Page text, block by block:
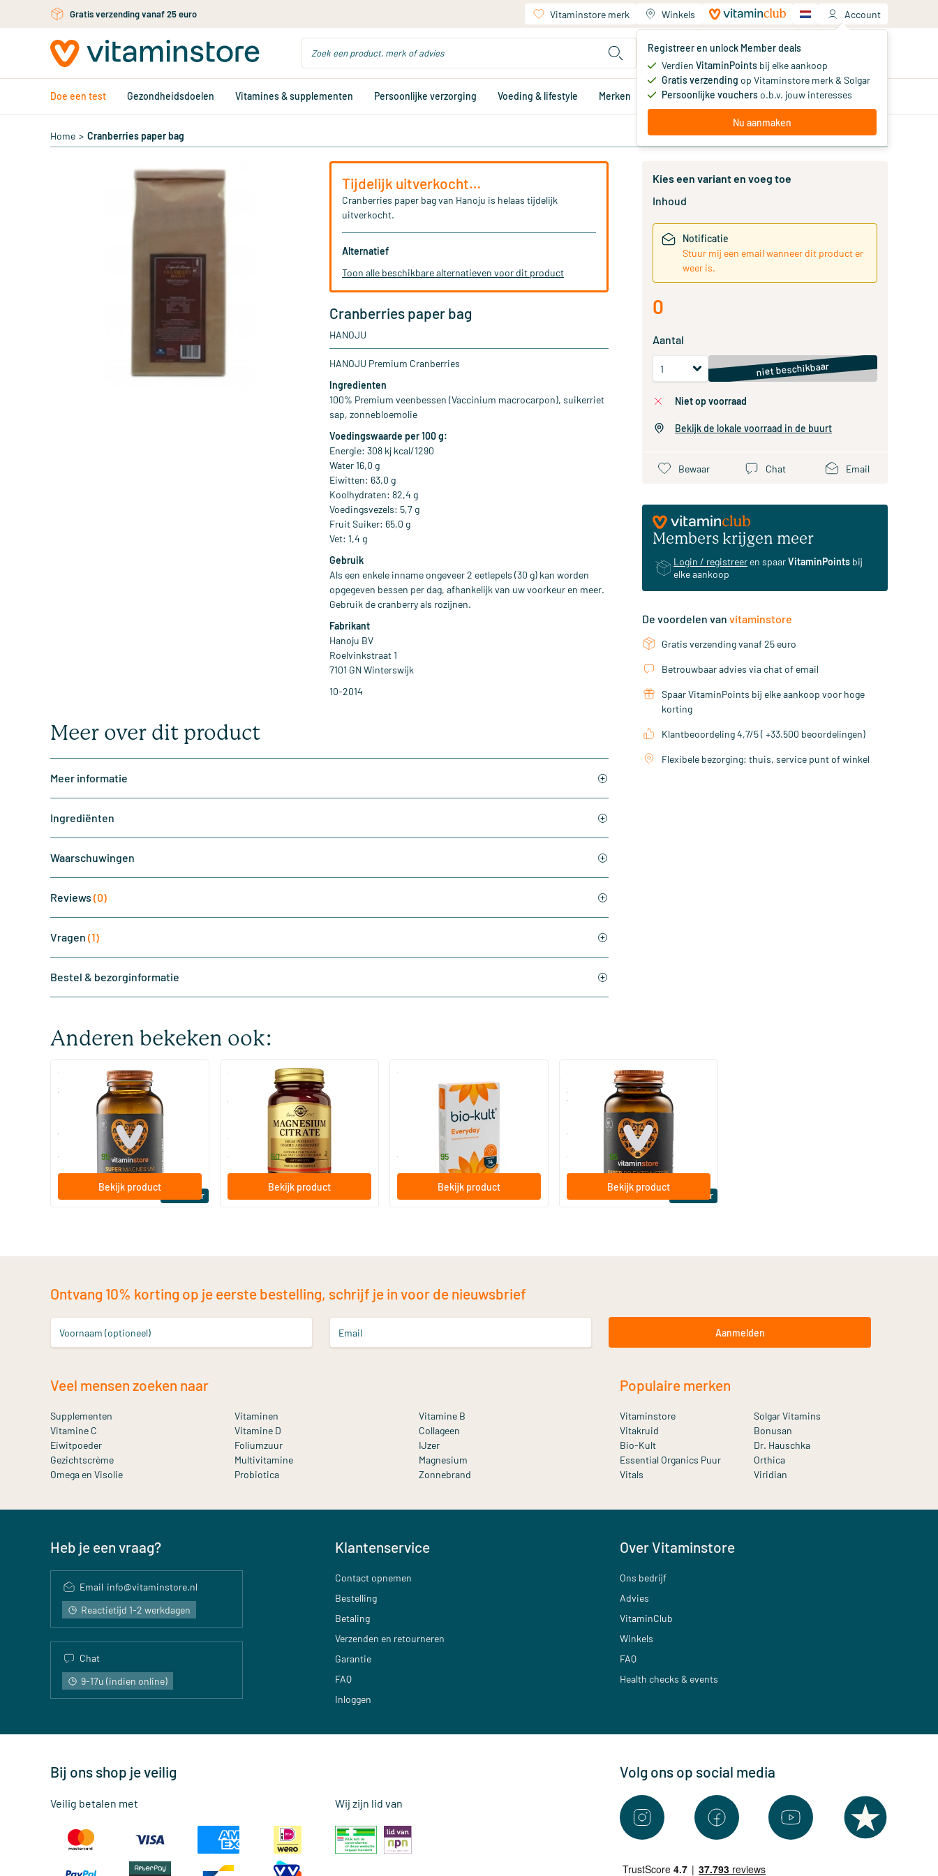
Ga naar de hoofdinhoudGratis verzending vanaf 25 euro Vitaminstore merk Winkels Account
Registreer en unlock Member deals
Verdien VitaminPoints bij elke aankoop
Gratis verzending op Vitaminstore merk & Solgar
Persoonlijke voucherso.b.v. jouw interesses
Nu aanmaken
Jouw winkelwagen
Je hebt nog geen producten
Doe een test Gezondheidsdoelen Vitamines & supplementen Persoonlijke verzorging Voeding & lifestyle Merken Aanbiedingen Memberdeals
Home > Cranberries paper bag
Tijdelijk uitverkocht…
Cranberries paper bag van Hanoju is helaas tijdelijk
uitverkocht.
Alternatief
Toon alle beschikbare alternatieven voor dit product
Cranberries paper bag
HANOJU
HANOJU Premium Cranberries
Ingredienten
100% Premium veenbessen (Vaccinium macrocarpon), suikerriet
sap, zonnebloemolie
Voedingswaarde per 100 g:
Energie: 308 kj kcal/1290
Water 16,0 g
Eiwitten: 63,0 g
Koolhydraten: 82,4 g
Voedingsvezels: 5,7 g
Fruit Suiker: 65,0 g
Vet: 1,4 g
Gebruik
Als een enkele inname ongeveer 2 eetlepels (30 g) kan worden
opgegeven bessen per dag, afhankelijk van uw voorkeur en meer.
Gebruik de cranberry als rozijnen.
Fabrikant
Hanoju BV
Roelvinkstraat 1
7101 GN Winterswijk
10-2014
Meer over dit product
Meer informatie
Ingrediënten
Waarschuwingen
Reviews (0)
Vragen (1)
Bestel & bezorginformatie
Kies een variant en voeg toe
Inhoud
Notificatie
Stuur mij een email wanneer dit product er
weer is.
0
Aantal
niet beschikbaar
niet op voorraad
Bekijk de lokale voorraad in de buurt
Bewaar Chat Email
Members krijgen meer
Login / registreer en spaarVitaminPoints bij
elke aankoop
De voordelen van vitaminstore
Gratis verzending vanaf 25 euro
Betrouwbaar advies via chat of email
Spaar VitaminPoints bij elke aankoop voor hoge
korting
Klantbeoordeling 4,7/5 ( +33.500 beoordelingen)
Flexibele bezorging: thuis, service punt of winkel
Anderen bekeken ook:
Bestseller
(510)
Super Magnesium
60/​120 tabletten
Vitaminstore
vanaf 95
Bekijk product
(287)
Magnesium Citrate (Magnesium
Citraat)
60/​120 tabletten
Solgar Vitamins
vanaf 50
Bekijk product
Bio-Kult Probiotica
30/​60/​120 capsules
vanaf .95
Bekijk product
Bestseller
(158)
Super D3 Extra Sterk 75 mcg
vitamine D
60/​120 softgels
Vitaminstore
vanaf 95
Bekijk product
Ontvang 10% korting op je eerste bestelling, schrijf je in voor de nieuwsbrief
Voornaam (optioneel) Email Aanmelden
Veel mensen zoeken naar
Supplementen Vitaminen
Vitamine B
Vitamine C
Vitamine D
Collageen
Eiwitpoeder
Foliumzuur
IJzer
Gezichtscrème
Multivitamine
Magnesium
Omega en Visolie
Probiotica Zonnebrand
Populaire merken
Vitaminstore
Solgar Vitamins
Vitakruid
Bonusan
Bio-Kult
Dr. Hauschka
Essential Organics Puur
Orthica
Vitals
Viridian
Heb je een vraag?
Email info@vitaminstore.nl
Reactietijd 1-2 werkdagen
Chat
9-17u (indien online)
Klantenservice
Contact opnemen
Bestelling
Betaling
Verzenden en retourneren
Garantie
FAQ
Inloggen
Over Vitaminstore
Ons bedrijf
Advies
VitaminClub
Winkels
FAQ
Health checks & events
Bij ons shop je veilig
Veilig betalen met Wij zijn lid van
Volg ons op social media